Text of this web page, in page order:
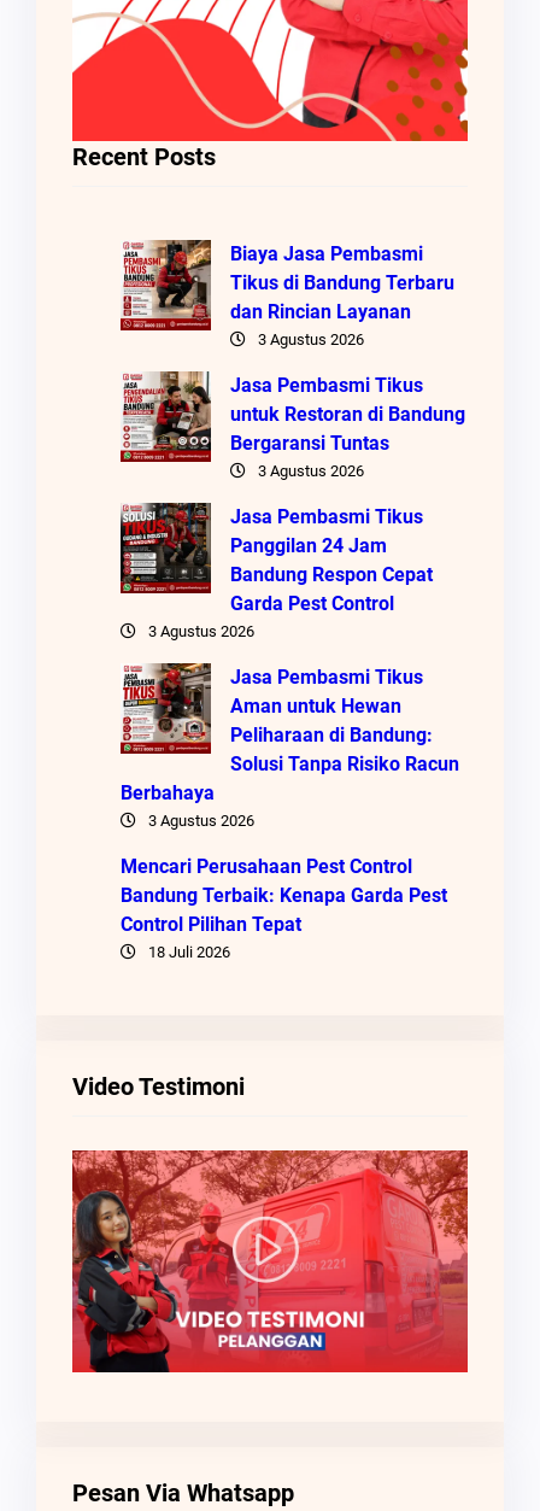
Recent Posts
Biaya Jasa Pembasmi
Tikus di Bandung Terbaru
dan Rincian Layanan
3 Agustus 2026
Jasa Pembasmi Tikus
untuk Restoran di Bandung
Bergaransi Tuntas
3 Agustus 2026
Jasa Pembasmi Tikus
Panggilan 24 Jam
Bandung Respon Cepat
Garda Pest Control
3 Agustus 2026
Jasa Pembasmi Tikus
Aman untuk Hewan
Peliharaan di Bandung:
Solusi Tanpa Risiko Racun
Berbahaya
3 Agustus 2026
Mencari Perusahaan Pest Control
Bandung Terbaik: Kenapa Garda Pest
Control Pilihan Tepat
18 Juli 2026
Video Testimoni
Pesan Via Whatsapp